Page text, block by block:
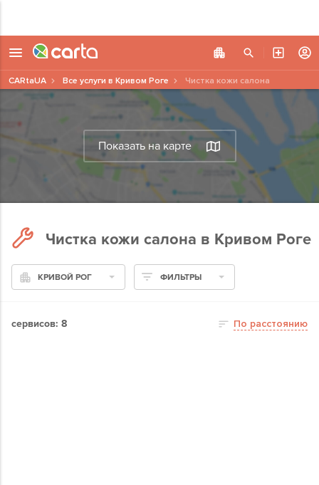
Показать на карте
CARtaUA Все услуги в Кривом Роге Чистка кожи салона
Чистка кожи салона в Кривом Роге
КРИВОЙ РОГ ФИЛЬТРЫ
сервисов: 8 По расстоянию